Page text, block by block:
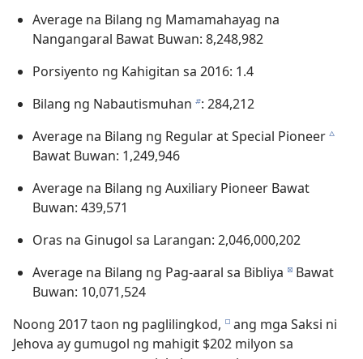
Average na Bilang ng Mamamahayag na
Nangangaral Bawat Buwan: 8,248,982
Porsiyento ng Kahigitan sa 2016: 1.4
Bilang ng Nabautismuhan b: 284,212
Average na Bilang ng Regular at Special Pioneerc
Bawat Buwan: 1,249,946
Average na Bilang ng Auxiliary Pioneer Bawat
Buwan: 439,571
Oras na Ginugol sa Larangan: 2,046,000,202
Average na Bilang ng Pag-aaral sa Bibliya d Bawat
Buwan: 10,071,524
Noong 2017 taon ng paglilingkod, eang mga Saksi ni
Jehova ay gumugol ng mahigit $202 milyon sa